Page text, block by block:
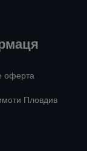
оферта
Пловдив